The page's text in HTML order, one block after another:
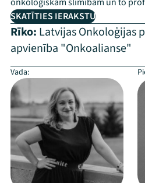
SKATĪTIES IERAKSTU
Rīko: Latvijas Onkoloģijas
apvienība "Onkoalianse"
Vada: